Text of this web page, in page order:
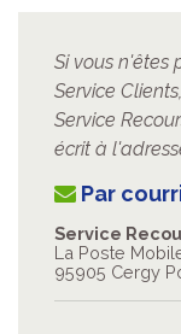
Si vous n'êtes
Service
Service
écrit à
Par
Service
La Poste
95905 Cergy